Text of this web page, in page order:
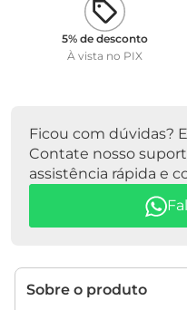
• Altura: 85 mm.
• Graduado: Sim.
• Campo de Rotulagem: Sim.
• Bico Vertedor: Não.
Peso líquido: 34,0 g
Peso Bruto: 134,0 g
Dimensão da embalagem:
5% de desconto
À vista no PIX
Ficou com dúvidas?
Contate nosso
assistência rápida e
Sobre o produto